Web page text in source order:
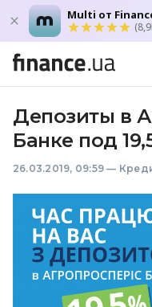
Multi от
Депозиты в
Банке под
26.03.2019, 09:59 —